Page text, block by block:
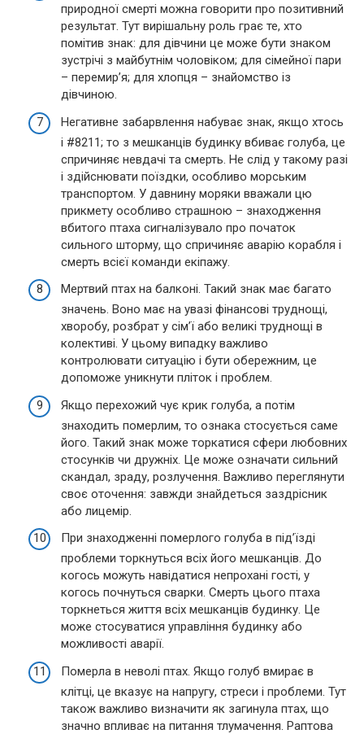
природної смерті можна говорити про позитивний
результат. Тут вирішальну роль грає те, хто
помітив знак: для дівчини це може бути знаком
зустрічі з майбутнім чоловіком; для сімейної пари
– перемир’я; для хлопця – знайомство із
дівчиною.
Негативне забарвлення набуває знак, якщо хтось
і #8211; то з мешканців будинку вбиває голуба, це
спричиняє невдачі та смерть. Не слід у такому разі
і здійснювати поїздки, особливо морським
транспортом. У давнину моряки вважали цю
прикмету особливо страшною – знаходження
вбитого птаха сигналізувало про початок
сильного шторму, що спричиняє аварію корабля і
смерть всієї команди екіпажу.
Мертвий птах на балконі. Такий знак має багато
значень. Воно має на увазі фінансові труднощі,
хворобу, розбрат у сім’ї або великі труднощі в
колективі. У цьому випадку важливо
контролювати ситуацію і бути обережним, це
допоможе уникнути пліток і проблем.
Якщо перехожий чує крик голуба, а потім
знаходить померлим, то ознака стосується саме
його. Такий знак може торкатися сфери любовних
стосунків чи дружніх. Це може означати сильний
скандал, зраду, розлучення. Важливо переглянути
своє оточення: завжди знайдеться заздрісник
або лицемір.
При знаходженні померлого голуба в під’їзді
проблеми торкнуться всіх його мешканців. До
когось можуть навідатися непрохані гості, у
когось почнуться сварки. Смерть цього птаха
торкнеться життя всіх мешканців будинку. Це
може стосуватися управління будинку або
можливості аварії.
Померла в неволі птах. Якщо голуб вмирає в
клітці, це вказує на напругу, стреси і проблеми. Тут
також важливо визначити як загинула птах, що
значно впливає на питання тлумачення. Раптова